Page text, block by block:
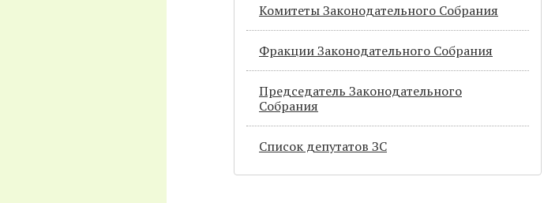
Комитеты Законодательного Собрания
Фракции Законодательного Собрания
Председатель Законодательного
Cобрания
Список депутатов ЗС